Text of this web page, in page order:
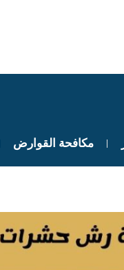
مكافحة القوارض